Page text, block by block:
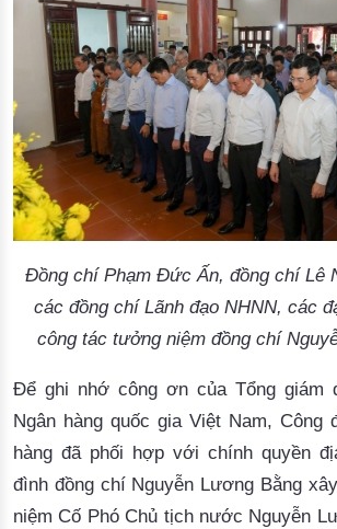
Đồng chí Phạm Đức Ấn, đồng chí Lê
các đồng chí Lãnh đạo NHNN, các
công tác tưởng niệm đồng chí
Để ghi nhớ công ơn của Tổng giám
Ngân hàng quốc gia Việt Nam, Công
hàng đã phối hợp với chính quyền
đình đồng chí Nguyễn Lương Bằng
niệm Cố Phó Chủ tịch nước Nguyễn